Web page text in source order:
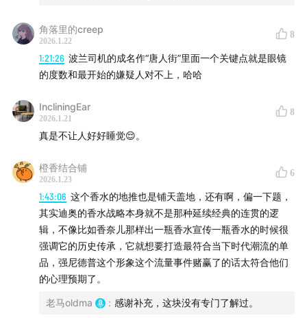
圈内好友力挺
淡化处理
希望他退到幕后
两人轮流社死
德普起诉《太阳报》
英国法官认为家暴成立
美国官司是另一套逻辑
陪审团和社交媒体
DARVO策略
双方互赔
社交媒体算法主导的审判
反希尔德博主大赚特赚
意识形态的激烈战场
查的同时几乎无时间准备民事辩护。MJ周围的高管为了减少
损失也极力推动民事和解。虽然民事诉讼和解，但是刑事调
查显示未有任何犯罪证据。该案件的结局是乔迪钱德勒与父
成为前面提及的《Leaving Neverland》故事的蓝本。埃文
钱德勒在MJ去世后自杀。《原初真相》纪录片肯定没有
《Leaving Neverland》有噱头，所以也没有很大的热度。
2005年阿维佐一家指控MJ非法监禁，猥亵，提供酒精和成
人杂志。这个部分的法庭证词是我自己看的，虽然还没有看
完，但是已经感受到诸多荒谬。例如阿维佐家族声称被“绑架
拘禁”期间，他们的行为包括：多次购物、会见律师、接受洛
杉矶儿童与家庭服务部（DCFS）问询、母亲赴美容院脱毛，
并且不向外面的人求救？例如所谓的受害者加文的弟弟斯塔
声称自己看过的成人杂志被辩护律师当庭指出是他们一家人
离开Neverland几个月后出版的。最最荒谬的其实是，在这
家人提出猥亵指控（2003年6月）之前，有蹭流量的网红在
角落里的creep
2026.1.22
8
1:21:26 波兰司机的成名作“唐人街”里面一个关键点就是眼镜
的度数和最开始的嫌疑人对不上，哈哈
IncliningEar
2026.1.21
8
真是不让人好好睡觉😌。
橙香结合铺
2026.1.23
6
1:43:06 这个香水的地推也是铺天盖地，还有啊，偏一下题，
其实迪奥的香水战略本身就不是那种延续经典的连贯的逻
辑，不像比如香奈儿那样出一瓶香水宣传一瓶香水的时候很
强调它的历史传承，它就想要打造最符合当下时代潮流的单
品，强尼德普这个形象这个流量事件赌赢了的话太符合他们
的心理预期了。
老马oldma : 感谢补充，这块没有专门了解过。